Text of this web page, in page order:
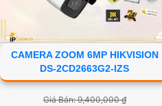
CAMERA ZOOM 6MP HIKVISION
DS-2CD2663G2-IZS
Giá Bán: 9,400,000 ₫